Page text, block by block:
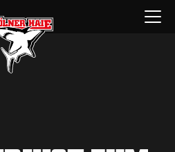
Menü
öffnen